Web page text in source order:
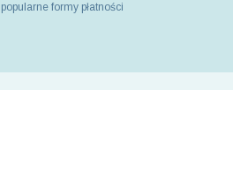
popularne formy płatności